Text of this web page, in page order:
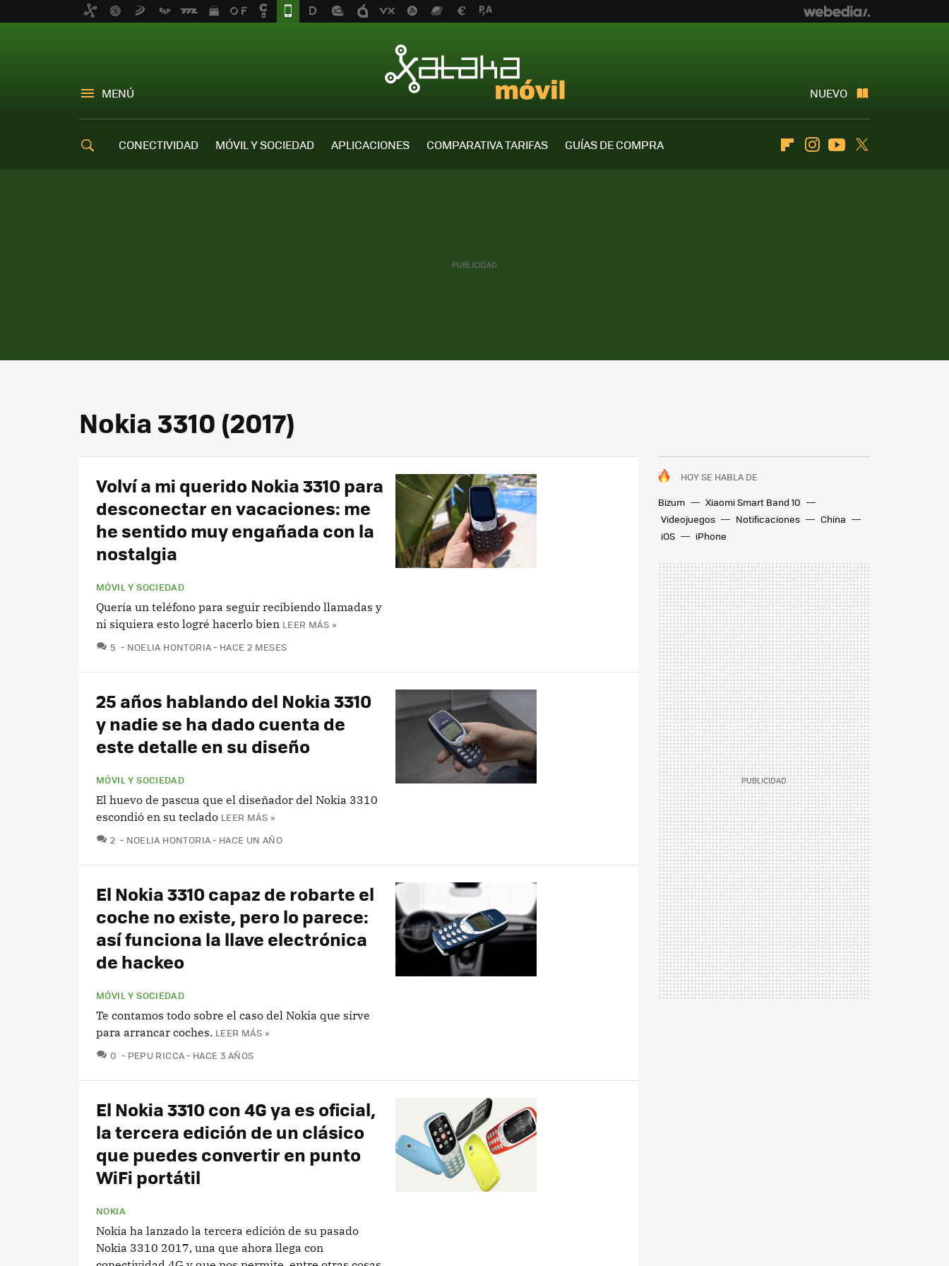
MENÚ NUEVO
CONECTIVIDAD MÓVIL Y SOCIEDAD APLICACIONES COMPARATIVA TARIFAS
GUÍAS DE COMPRA
FlipboardInstagramYoutube
Nokia 3310 (2017)
HOY SE HABLA DE
Bizum
Xiaomi Smart Band 10
Videojuegos
Notificaciones
China
iOS
iPhone
Volví a mi querido Nokia 3310 para
desconectar en vacaciones: me
he sentido muy engañada con la
nostalgia
MÓVIL Y SOCIEDAD
Quería un teléfono para seguir recibiendo llamadas y
ni siquiera esto logré hacerlo bien LEER MÁS »
5 COMENTARIOS
NOELIA HONTORIA HACE 2 MESES
25 años hablando del Nokia 3310
y nadie se ha dado cuenta de
este detalle en su diseño
MÓVIL Y SOCIEDAD
El huevo de pascua que el diseñador del Nokia 3310
escondió en su teclado LEER MÁS »
2 COMENTARIOS
NOELIA HONTORIA HACE UN AÑO
El Nokia 3310 capaz de robarte el
coche no existe, pero lo parece:
así funciona la llave electrónica
de hackeo
MÓVIL Y SOCIEDAD
Te contamos todo sobre el caso del Nokia que sirve
para arrancar coches. LEER MÁS »
0 COMENTARIOS
PEPU RICCA HACE 3 AÑOS
El Nokia 3310 con 4G ya es oficial,
la tercera edición de un clásico
que puedes convertir en punto
WiFi portátil
NOKIA
Nokia ha lanzado la tercera edición de su pasado
Nokia 3310 2017, una que ahora llega con